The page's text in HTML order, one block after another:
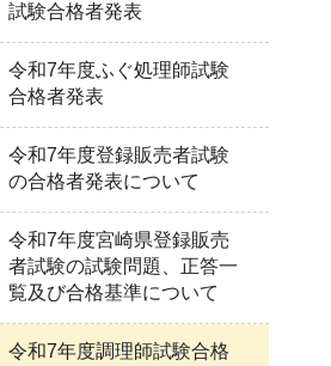
試験合格者発表
令和7年度ふぐ処理師試験
合格者発表
令和7年度登録販売者試験
の合格者発表について
令和7年度宮崎県登録販売
者試験の試験問題、正答一
覧及び合格基準について
令和7年度調理師試験合格